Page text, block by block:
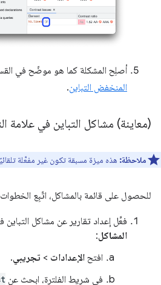
أصلِح المشكلة كما هو موضّح في
المنخفض التباين.
(معاينة) مشاكل التباين في علامة
ملاحظة: هذه ميزة مسبقة تكون غير مفعَّلة
للحصول على قائمة بالمشاكل، اتّبِع الخطوات
فعِّل إعداد تقارير عن مشاكل التباين
المشاكل:
افتح الإعدادات > تجريبي.
في شريط الفلترة، ابحث عن